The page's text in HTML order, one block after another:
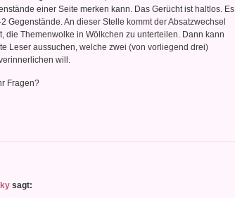
einer Seite merken kann. Das Gerücht ist haltlos. Es
Gegenstände. An dieser Stelle kommt der Absatzwechsel
die Themenwolke in Wölkchen zu unterteilen. Dann kann
Leser aussuchen, welche zwei (von vorliegend drei)
will.
Fragen?
sagt: